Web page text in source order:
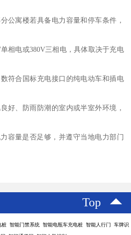
公寓楼若具备电力容量和停车条件，
相电或380V三相电，具体取决于充电
符合国标充电接口的纯电动车和插电
好、防雨防潮的室内或半室外环境，
容量是否足够，并遵守当地电力部门
Top
桩 智能门禁系统 智能电瓶车充电桩 智能人行门 车牌识